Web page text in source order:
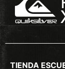
TIENDA